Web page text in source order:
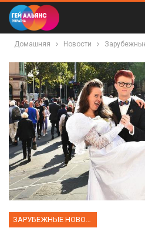
Домашняя Новости
ЗАРУБЕЖНЫЕ НОВОСТИ